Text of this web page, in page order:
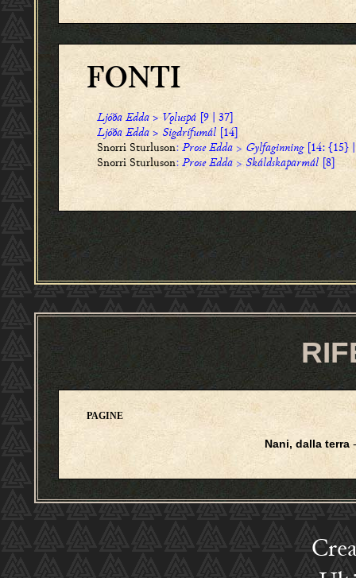
FONTI
Ljóða Edda >Vǫluspá [9 | 37]
Ljóða Edda> Sigdrífumál [14]
Snorri Sturluson: Prose Edda > Gylfaginning [14: {15}
Snorri Sturluson: Prose Edda >Skáldskaparmál [8]
PAGINE
Nani, dalla terra